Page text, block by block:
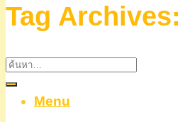
Menu
Tag Archives: